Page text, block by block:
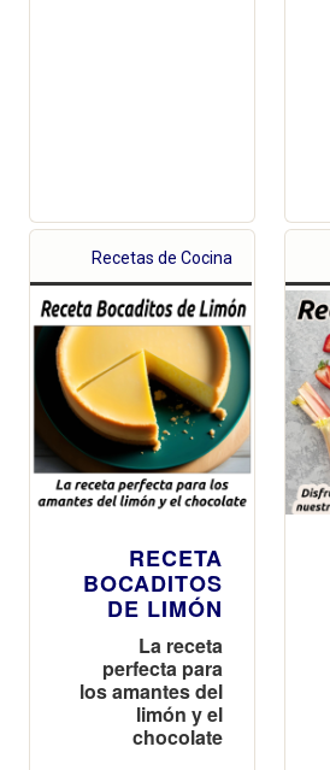
Recetas de Cocina
RECETA
BOCADITOS
DE LIMÓN
La receta
perfecta para
los amantes del
limón y el
chocolate